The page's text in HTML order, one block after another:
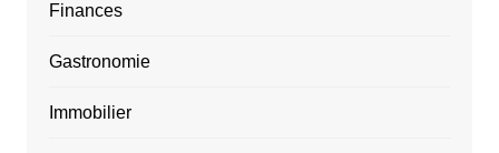
Finances
Gastronomie
Immobilier